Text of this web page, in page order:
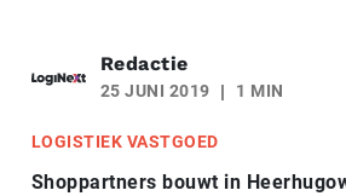
Redactie
25 JUNI 2019 1 MIN
LOGISTIEK VASTGOED
Shoppartners bouwt in